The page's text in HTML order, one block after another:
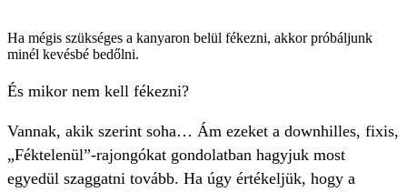
Ha mégis szükséges a kanyaron belül fékezni, akkor próbáljunk
minél kevésbé bedőlni.
És mikor nem kell fékezni?
Vannak, akik szerint soha… Ám ezeket a downhilles, fixis,
„Féktelenül”-rajongókat gondolatban hagyjuk most
egyedül szaggatni tovább. Ha úgy értékeljük, hogy a